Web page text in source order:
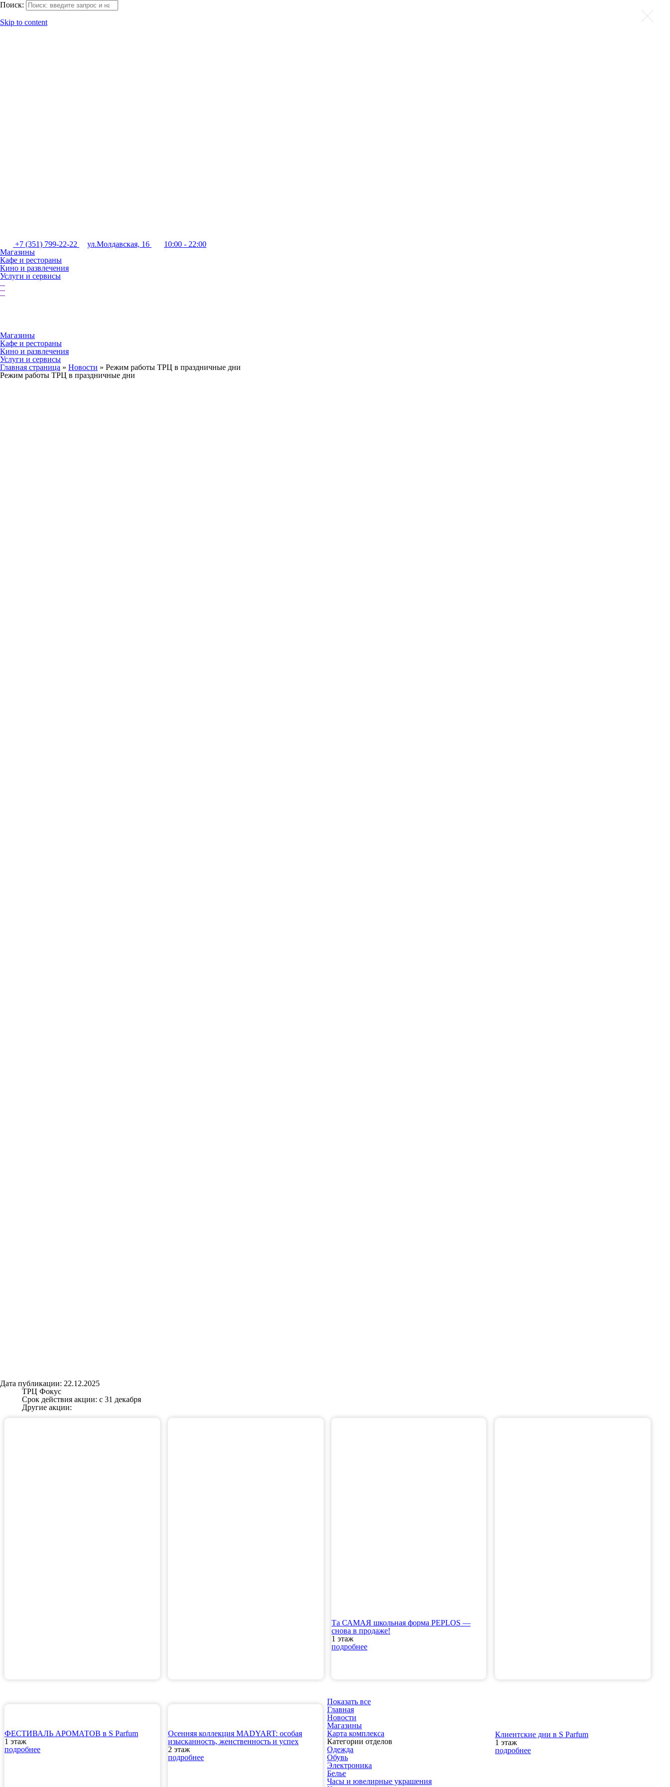
Поиск:
Skip to content
+7 (351) 799-22-22 ул.Молдавская, 16
10:00 - 22:00
Магазины
Кафе и рестораны
Кино и развлечения
Услуги и сервисы
Магазины
Кафе и рестораны
Кино и развлечения
Услуги и сервисы
Главная страница » Новости » Режим работы ТРЦ в праздничные дни
Режим работы ТРЦ в праздничные дни
Дата публикации: 22.12.2025
ТРЦ Фокус
Срок действия акции: с 31 декабря
Другие акции:
ФЕСТИВАЛЬ АРОМАТОВ в S Parfum
1 этаж
подробнее
Осенняя коллекция MADYART: особая
изысканность, женственность и успех
2 этаж
подробнее
Та САМАЯ школьная форма PEPLOS —
снова в продаже!
1 этаж
подробнее
Клиентские дни в S Parfum
1 этаж
подробнее
Показать все
Главная
Новости
Магазины
Карта комплекса
Категории отделов
Одежда
Обувь
Электроника
Белье
Часы и ювелирные украшения